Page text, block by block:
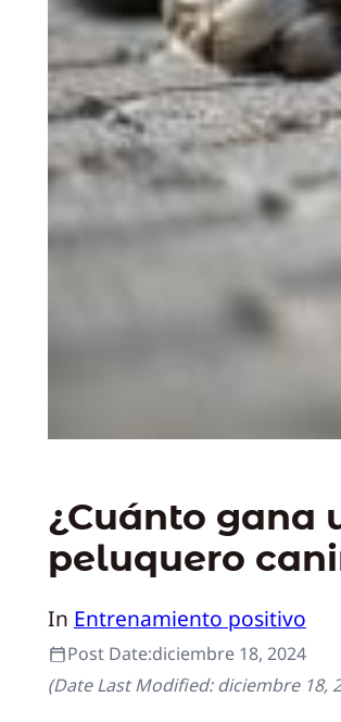
¿Cuánto gana
peluquero
In Entrenamiento positivo
Post Date:diciembre 18, 2024
(Date Last Modified:diciembre 18,